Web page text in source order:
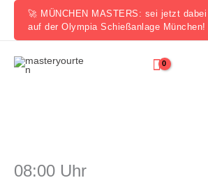
springen
🚀 MÜNCHEN MASTERS: sei jetzt
auf der Olympia Schießanlage München!
08:00 Uhr
Menge